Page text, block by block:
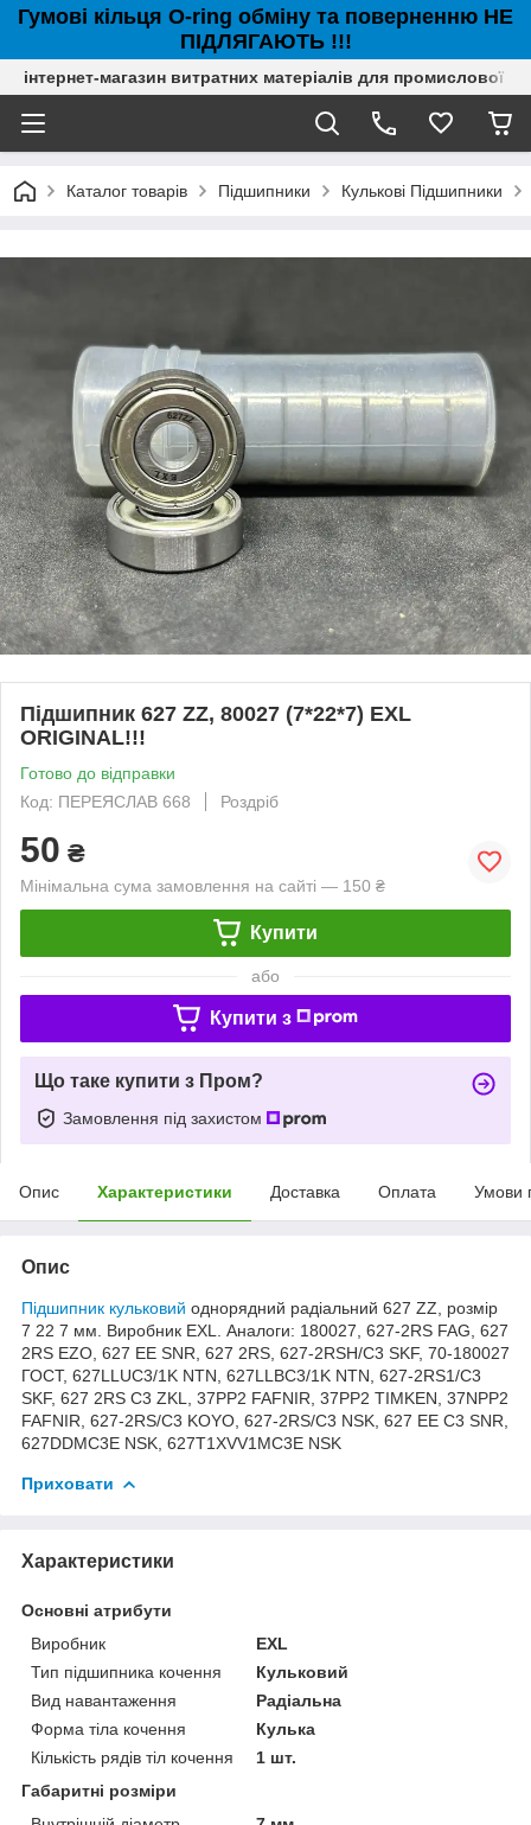
Гумові кільця O-ring обміну та поверненню НЕ
ПІДЛЯГАЮТЬ !!!
інтернет-магазин витратних матеріалів для промислової
Каталог товарів Підшипники Кулькові Підшипники
Підшипник 627 ZZ, 80027 (7*22*7) EXL
ORIGINAL!!!
Готово до відправки
Код: ПЕРЕЯСЛАВ 668
Роздріб
50 ₴
Мінімальна сума замовлення на сайті — 150 ₴
Купити
або
Купити з
Що таке купити з Пром?
Замовлення під захистом
Опис Характеристики Доставка Оплата Умови
Опис
Підшипник кульковий однорядний радіальний 627 ZZ, розмір
7 22 7 мм. Виробник EXL. Аналоги: 180027, 627-2RS FAG, 627
2RS EZO, 627 EE SNR, 627 2RS, 627-2RSH/C3 SKF, 70-180027
ГОСТ, 627LLUC3/1K NTN, 627LLBC3/1K NTN, 627-2RS1/C3
SKF, 627 2RS C3 ZKL, 37PP2 FAFNIR, 37PP2 TIMKEN, 37NPP2
FAFNIR, 627-2RS/C3 KOYO, 627-2RS/C3 NSK, 627 EE C3 SNR,
627DDMC3E NSK, 627T1XVV1MC3E NSK
Приховати
Характеристики
Основні атрибути
Виробник
EXL
Тип підшипника кочення
Кульковий
Вид навантаження
Радіальна
Форма тіла кочення
Кулька
Кількість рядів тіл кочення
1 шт.
Габаритні розміри